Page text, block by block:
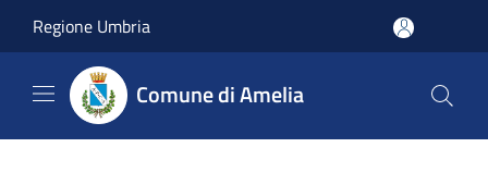
Regione Umbria
Comune di Amelia